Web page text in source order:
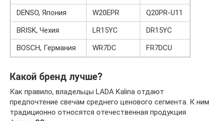
DENSO, Япония
W20EPR
Q20PR-U11
BRISK, Чехия
LR15YC
DR15YC
BOSCH, Германия
WR7DC FR7DCU
Какой бренд лучше?
Как правило, владельцы LADA Kalina отдают
предпочтение свечам среднего ценового сегмента. К ним
традиционно относятся отечественная продукция